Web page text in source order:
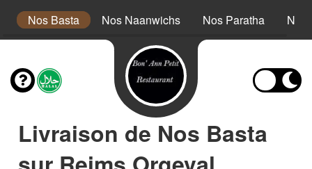
Nos Basta Nos Naanwichs Nos Paratha Nos
Livraison de Nos Basta